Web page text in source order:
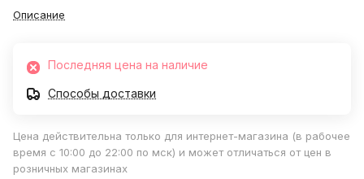
Описание
Последняя цена на наличие
Способы доставки
Цена действительна только для интернет-магазина (в рабочее
время с 10:00 до 22:00 по мск) и может отличаться от цен в
розничных магазинах